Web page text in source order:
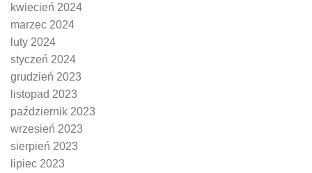
kwiecień 2024
marzec 2024
luty 2024
styczeń 2024
grudzień 2023
listopad 2023
październik 2023
wrzesień 2023
sierpień 2023
lipiec 2023